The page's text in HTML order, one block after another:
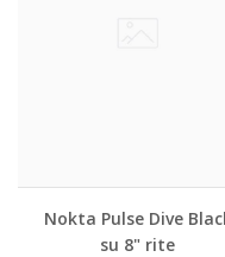
Nokta Pulse Dive
su 8" rite